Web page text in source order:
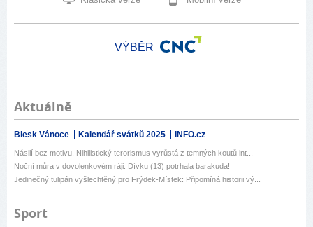
VÝBĚR
Aktuálně
Blesk Vánoce Kalendář svátků 2025 INFO.cz
Násilí bez motivu. Nihilistický terorismus vyrůstá z temných koutů int...
Noční můra v dovolenkovém ráji: Dívku (13) potrhala barakuda!
Jedinečný tulipán vyšlechtěný pro Frýdek-Místek: Připomíná historii vý...
Sport